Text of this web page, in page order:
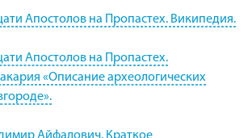
Апостолов на Пропастех. Википедия.
Апостолов на Пропастех.
«Описание археологических
Айфалович. Краткое